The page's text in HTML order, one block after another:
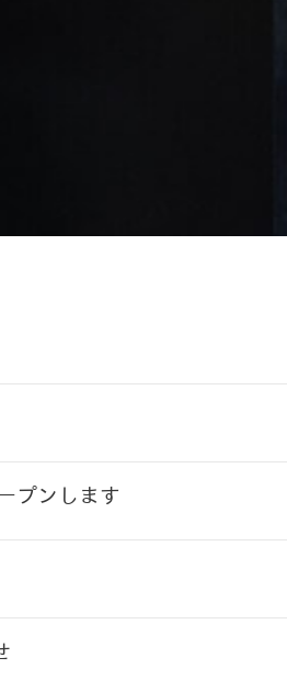
プンします